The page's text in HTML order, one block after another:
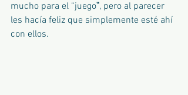
mucho para el “juegoˮ, pero al parecer
les hacía feliz que simplemente esté ahí
con ellos.